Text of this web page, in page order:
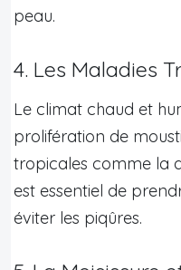
peau.
4. Les Maladies
Le climat chaud et
prolifération de
tropicales comme la
est essentiel de
éviter les piqûres.